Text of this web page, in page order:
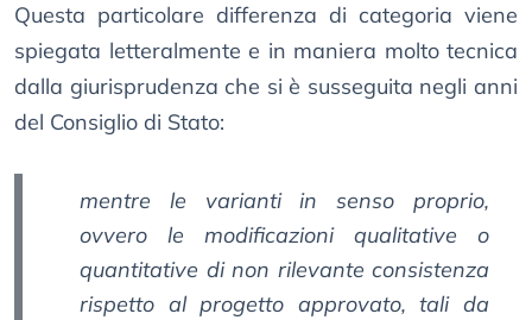
Questa particolare differenza di categoria viene
spiegata letteralmente e in maniera molto tecnica
dalla giurisprudenza che si è susseguita negli anni
del Consiglio di Stato:
mentre le varianti in senso proprio,
ovvero le modificazioni qualitative o
quantitative di non rilevante consistenza
rispetto al progetto approvato, tali da